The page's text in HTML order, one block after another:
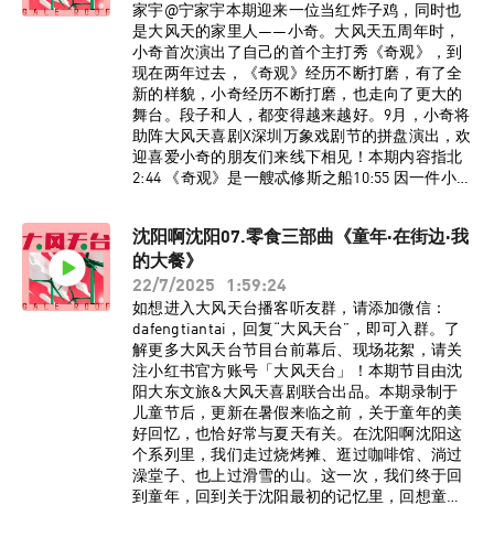
骗了41:57 每个石家庄人都为万青花过一百块钱
48:05 石家庄人民摇滚行为图鉴51:30 《杀死那个
石家庄人》“原型”来了54:20 蓬皮杜不如烤冷面
63:00 路易CK香港专场与毛冬偶遇后续80:28 前卫
的葬礼艺术93:55 五百港币买了块石头BGM《十
万嬉皮》万能青年旅店《秦皇岛》万能青年旅店
《Wish You Were Here》Pink Floyd监制：宁家宇
策划：大孟妮制作：陈誉灵如想进入大风天台播
客听友群，或想在石家庄or沈阳参与线下播客录
后、现场花絮、录制招募信息，请关注小红书官
方账号@大风天台！沈阳、北京、石家庄三地大
风天喜剧5月演出陆续上新中，期待在剧场与各位
相见。
家宇@宁家宇本期迎来一位当红炸子鸡，同时也
是大风天的家里人——小奇。大风天五周年时，
小奇首次演出了自己的首个主打秀《奇观》，到
现在两年过去，《奇观》经历不断打磨，有了全
新的样貌，小奇经历不断打磨，也走向了更大的
舞台。段子和人，都变得越来越好。9月，小奇将
助阵大风天喜剧X深圳万象戏剧节的拼盘演出，欢
迎喜爱小奇的朋友们来线下相见！本期内容指北
2:44 《奇观》是一艘忒修斯之船10:55 因一件小事
因为幽默被邀请成为“付费伴郎”40:49 小奇师傅会
一些手艺48:33 鸟鸟老师和史妍姐都是摇滚的人
53:08 二维马是被低估的演员BGM《没有理想的
人不伤心》新裤子监制：宁家宇 大孟妮制作：陈
誉灵如想进入大风天台播客听友群，请添加vx：
dafengtiantai，回复“大风天台”，即可入群。了
解更多大风天台节目台前幕后、现场花絮，请关
注小红书官方账号@大风天台！
沈阳啊沈阳07.零食三部曲《童年·在街边·我
的大餐》
22/7/2025
1:59:24
如想进入大风天台播客听友群，请添加微信：
dafengtiantai，回复“大风天台”，即可入群。了
解更多大风天台节目台前幕后、现场花絮，请关
注小红书官方账号「大风天台」！本期节目由沈
阳大东文旅&大风天喜剧联合出品。本期录制于
儿童节后，更新在暑假来临之前，关于童年的美
好回忆，也恰好常与夏天有关。在沈阳啊沈阳这
个系列里，我们走过烧烤摊、逛过咖啡馆、淌过
澡堂子、也上过滑雪的山。这一次，我们终于回
到童年，回到关于沈阳最初的记忆里，回想童年